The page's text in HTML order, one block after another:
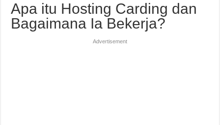
Apa itu Hosting Carding dan
Bagaimana Ia Bekerja?
Advertisement